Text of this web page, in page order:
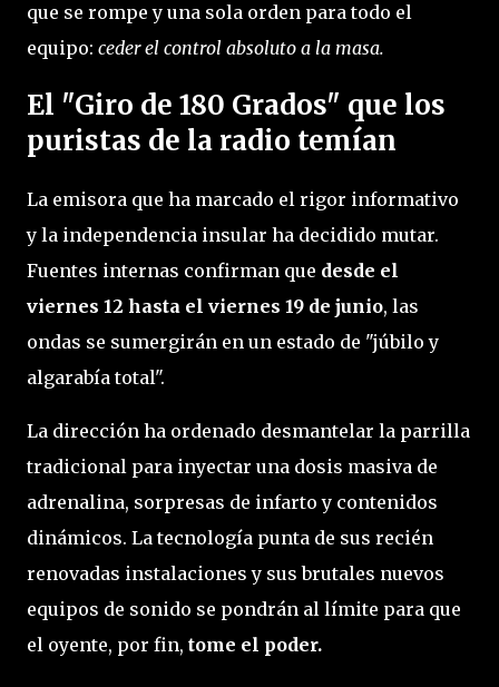
que se rompe y una sola orden para todo el
equipo: ceder el control absoluto a la masa.
El "Giro de 180 Grados" que los
puristas de la radio temían
La emisora que ha marcado el rigor informativo
y la independencia insular ha decidido mutar.
Fuentes internas confirman que desde el
viernes 12 hasta el viernes 19 de junio, las
ondas se sumergirán en un estado de "júbilo y
algarabía total".
La dirección ha ordenado desmantelar la parrilla
tradicional para inyectar una dosis masiva de
adrenalina, sorpresas de infarto y contenidos
dinámicos. La tecnología punta de sus recién
renovadas instalaciones y sus brutales nuevos
equipos de sonido se pondrán al límite para que
el oyente, por fin, tome el poder.